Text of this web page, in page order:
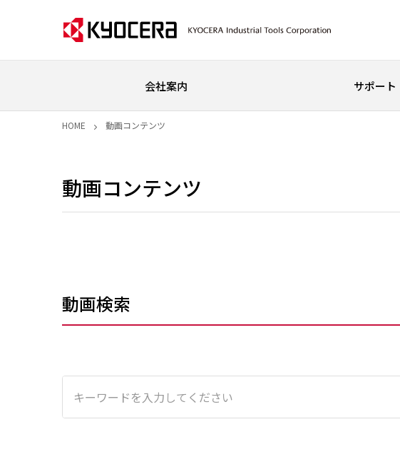
会社案内 サポート
HOME 動画コンテンツ
動画コンテンツ
動画検索